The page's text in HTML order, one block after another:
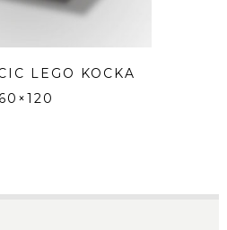
LEGO KOCKA
60×120